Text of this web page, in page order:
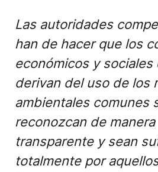
Las autoridades
han de hacer que los
económicos y sociales
derivan del uso de los
ambientales comunes
reconozcan de manera
transparente y sean
totalmente por